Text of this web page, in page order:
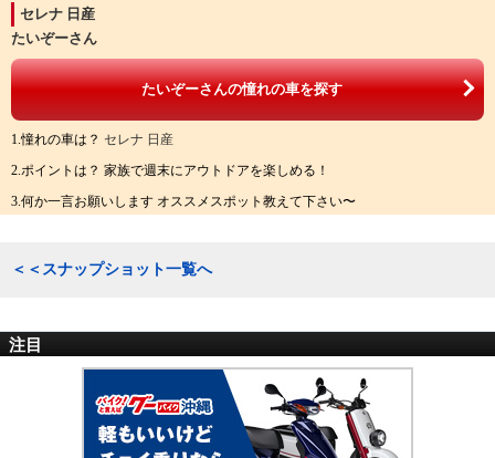
セレナ 日産
たいぞーさん
たいぞーさんの憧れの車を探す
1.憧れの車は？ セレナ 日産
2.ポイントは？ 家族で週末にアウトドアを楽しめる！
3.何か一言お願いします オススメスポット教えて下さい〜
＜＜スナップショット一覧へ
注目